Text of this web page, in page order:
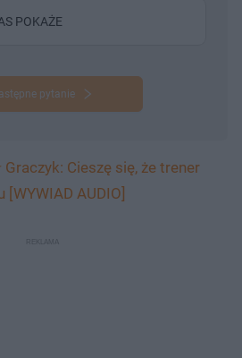
POKAŻE
pytanie
Graczyk: Cieszę się, że trener
AUDIO]